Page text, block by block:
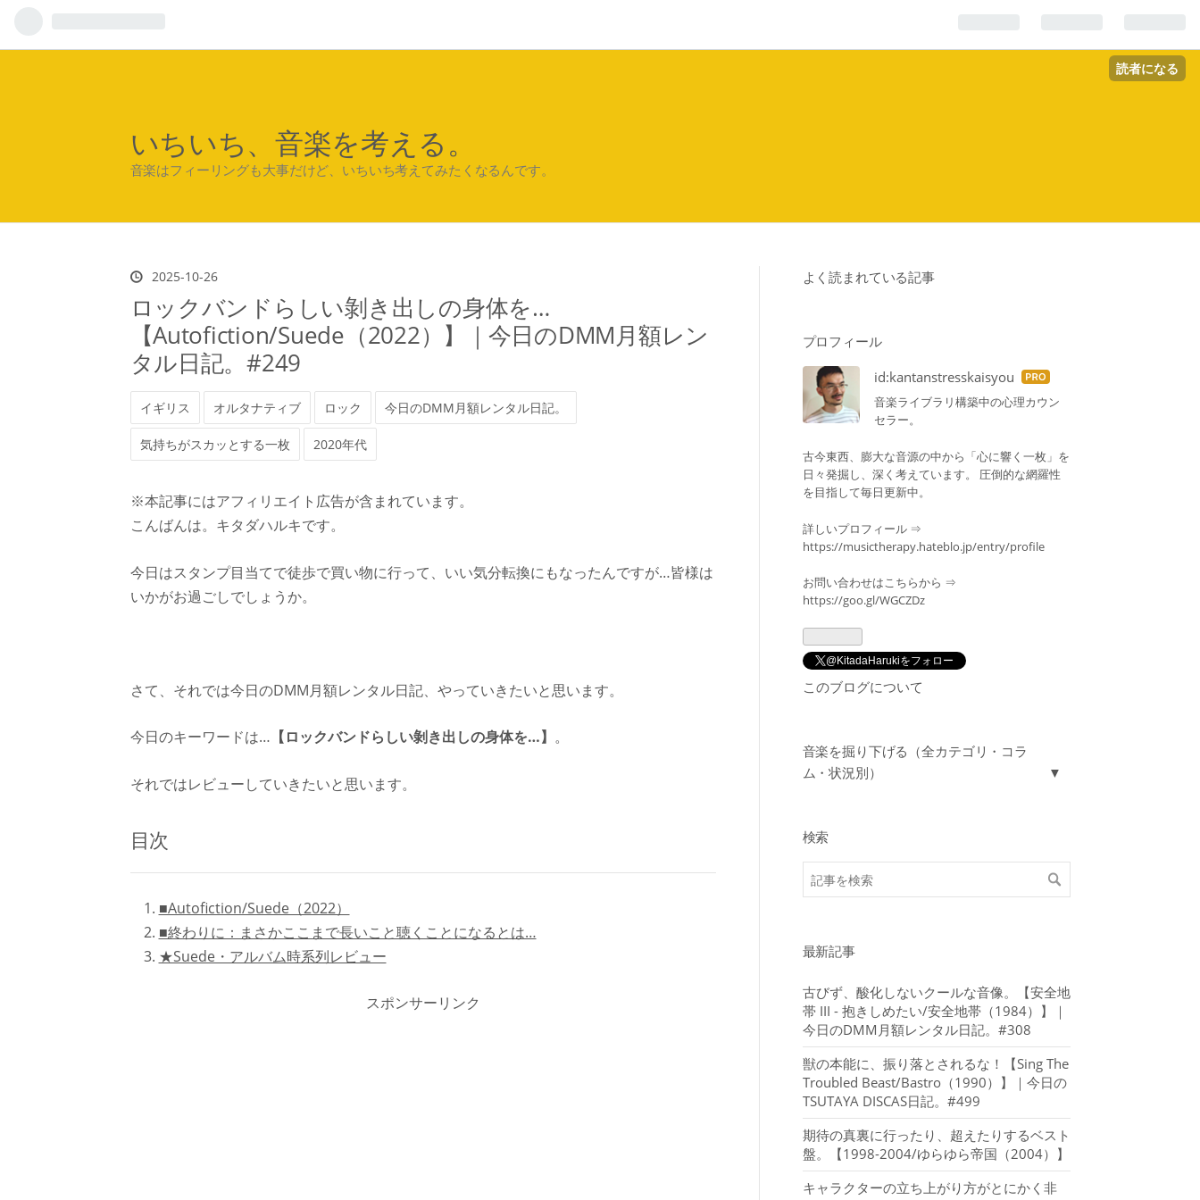
読者になる
いちいち、音楽を考える。
音楽はフィーリングも大事だけど、いちいち考えてみたくなるんです。
2025-10-26
ロックバンドらしい剝き出しの身体を…
【Autofiction/Suede（2022）】｜今日のDMM月額レン
タル日記。#249
イギリス オルタナティブ ロック 今日のDMM月額レンタル日記。
気持ちがスカッとする一枚 2020年代
※本記事にはアフィリエイト広告が含まれています。
こんばんは。キタダハルキです。
今日はスタンプ目当てで徒歩で買い物に行って、いい気分転換にもなったんですが…皆様は
いかがお過ごしでしょうか。
さて、それでは今日のDMM月額レンタル日記、やっていきたいと思います。
今日のキーワードは… 【ロックバンドらしい剝き出しの身体を…】 。
それではレビューしていきたいと思います。
目次
■Autofiction/Suede（2022）
■終わりに：まさかここまで長いこと聴くことになるとは…
★Suede・アルバム時系列レビュー
スポンサーリンク
よく読まれている記事
プロフィール
id:kantanstresskaisyou はて
なブ
音楽ライブラリ構築中の心理カウン
セラー。
古今東西、膨大な音源の中から「心に響く一枚」を
日々発掘し、深く考えています。 圧倒的な網羅性
を目指して毎日更新中。
詳しいプロフィール ⇒
https://musictherapy.hateblo.jp/entry/profile
お問い合わせはこちらから ⇒
https://goo.gl/WGCZDz
@KitadaHarukiをフォロー
このブログについて
音楽を掘り下げる（全カテゴリ・コラ
ム・状況別）
▼
検索
最新記事
古びず、酸化しないクールな音像。【安全地
帯 III - 抱きしめたい/安全地帯（1984）】｜
今日のDMM月額レンタル日記。#308
獣の本能に、振り落とされるな！【Sing The
Troubled Beast/Bastro（1990）】｜今日の
TSUTAYA DISCAS日記。#499
期待の真裏に行ったり、超えたりするベスト
盤。【1998-2004/ゆらゆら帝国（2004）】
キャラクターの立ち上がり方がとにかく非